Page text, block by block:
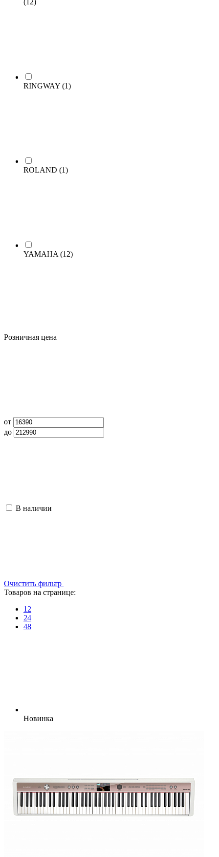
RINGWAY (1)
ROLAND (1)
YAMAHA (12)
Розничная цена
от
до
В наличии
Очистить фильтр
Товаров на странице:
12
24
48
Новинка